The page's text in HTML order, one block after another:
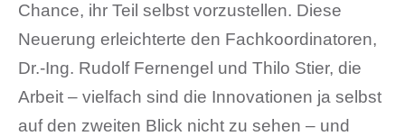
Chance, ihr Teil selbst vorzustellen. Diese
Neuerung erleichterte den Fachkoordinatoren,
Dr.-Ing. Rudolf Fernengel und Thilo Stier, die
Arbeit – vielfach sind die Innovationen ja selbst
auf den zweiten Blick nicht zu sehen – und